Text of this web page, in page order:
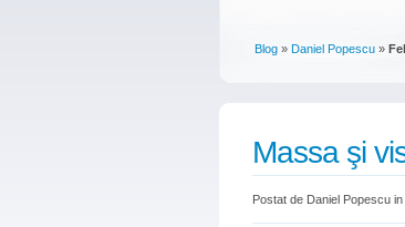
Blog » Daniel Popescu »
Massa şi
Postat de Daniel Popescu in